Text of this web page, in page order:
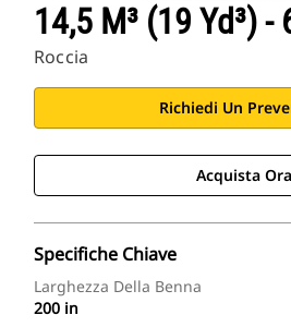
14,5 M³ (19 Yd³) -
Roccia
Richiedi Un
Acquista Ora
Specifiche Chiave
Larghezza Della Benna
200 in